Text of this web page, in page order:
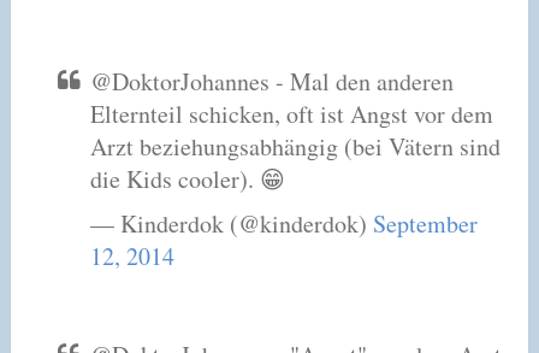
@DoktorJohannes - Mal den anderen
Elternteil schicken, oft ist Angst vor dem
Arzt beziehungsabhängig (bei Vätern sind
die Kids cooler). 😁
— Kinderdok (@kinderdok) September
12, 2014